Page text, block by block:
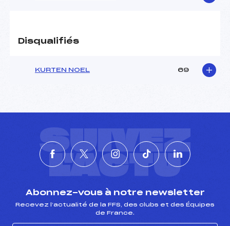
Disqualifiés
KURTEN NOEL 69
SUIVEZ
L'ACTU
Abonnez-vous à notre newsletter
Recevez l’actualité de la FFS, des clubs et des Équipes
de France.